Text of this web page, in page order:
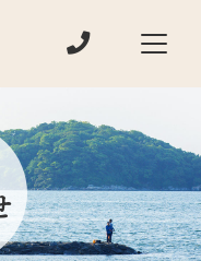
電話でお問い